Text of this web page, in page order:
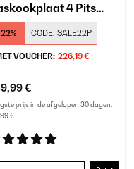
4 Pits
CODE: SALE22P
VOUCHER: 226,19 €
€
prijs in de afgelopen 30 dagen:
€